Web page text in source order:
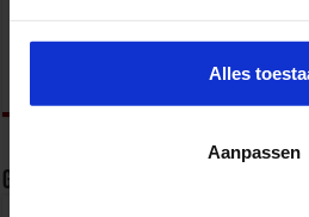
Alles
Aanpassen
www.sbo.nl/veiligheid
Gerelateerde Artikelen